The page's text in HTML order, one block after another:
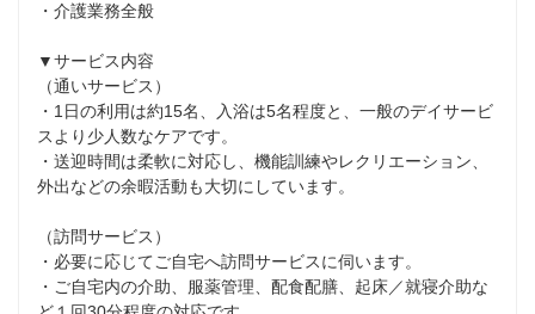
・介護業務全般
▼サービス内容
（通いサービス）
・1日の利用は約15名、入浴は5名程度と、一般のデイサービ
スより少人数なケアです。
・送迎時間は柔軟に対応し、機能訓練やレクリエーション、
外出などの余暇活動も大切にしています。
（訪問サービス）
・必要に応じてご自宅へ訪問サービスに伺います。
・ご自宅内の介助、服薬管理、配食配膳、起床／就寝介助な